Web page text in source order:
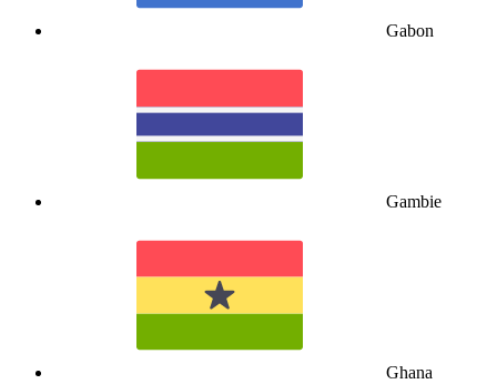
Gabon
Gambie
Ghana